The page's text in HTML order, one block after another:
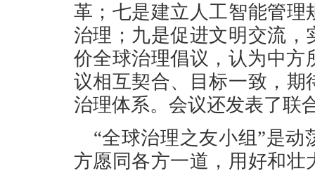
革；七是建立人工智能管
治理；九是促进文明交流
价全球治理倡议，认为中方
议相互契合、目标一致，
治理体系。会议还发表了联
“全球治理之友小组”是
方愿同各方一道，用好和